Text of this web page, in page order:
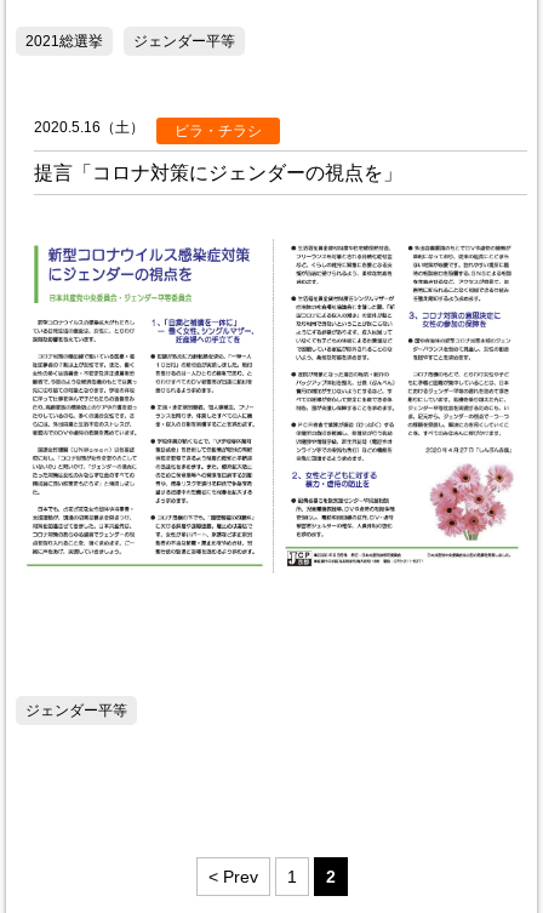
2021総選挙 ジェンダー平等
2020.5.16（土） ビラ・チラシ
提言「コロナ対策にジェンダーの視点を」
ジェンダー平等
< Prev 1 2